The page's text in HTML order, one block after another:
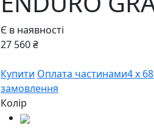
Є в наявності
27 560 ₴
Купити Оплата частинами4 х
замовлення
Колір